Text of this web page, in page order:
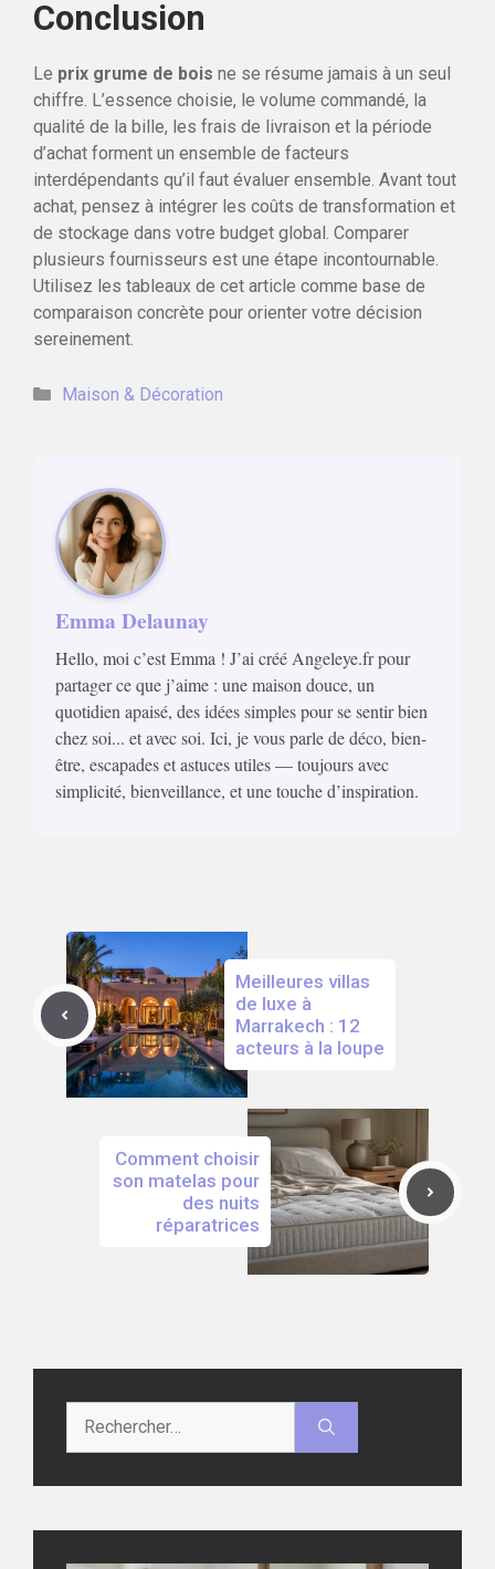
Conclusion
Le prix grume de bois ne se résume jamais à un seul
chiffre. L’essence choisie, le volume commandé, la
qualité de la bille, les frais de livraison et la période
d’achat forment un ensemble de facteurs
interdépendants qu’il faut évaluer ensemble. Avant tout
achat, pensez à intégrer les coûts de transformation et
de stockage dans votre budget global. Comparer
plusieurs fournisseurs est une étape incontournable.
Utilisez les tableaux de cet article comme base de
comparaison concrète pour orienter votre décision
sereinement.
Catégories
Maison & Décoration
Emma Delaunay
Hello, moi c’est Emma ! J’ai créé Angeleye.fr pour
partager ce que j’aime : une maison douce, un
quotidien apaisé, des idées simples pour se sentir bien
chez soi... et avec soi. Ici, je vous parle de déco, bien-
être, escapades et astuces utiles — toujours avec
simplicité, bienveillance, et une touche d’inspiration.
Meilleures villas
de luxe à
Marrakech : 12
acteurs à la loupe
Comment choisir
son matelas pour
des nuits
réparatrices